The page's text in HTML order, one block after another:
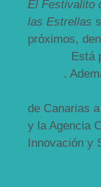
El Festivalito
las Estrellas
próximos,
Está
.
de Canarias
y la Agencia
Innovación y